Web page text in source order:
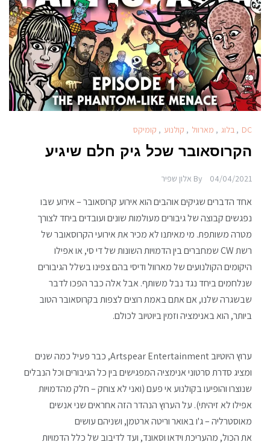
DC
, בלוג , מארוול , קולנוע , קומיקס
הקרוסאובר שכל גיק חלם שיגיע
04/04/2021 אלון שפיר
אחד הדברים שגיקים אוהבים הוא אירוע קרוסאובר – אירוע שבו
נפגשים קבוצה של גיבורים מעולמות שונים ועובדים ביחד לצורך
מטרה משותפת. מי מאיתנו לא מכיר את אירועי הקרוסאובר של
רשת CW שמחברים בין הדמויות השונות של די סי, או אפילו
היקומים הקולנועים של מארוול ודיסי בהם צפינו בשלל הגיבורים
שנלחמים ביחד נגד נבל משותף. אבל אלה כבר הפכו לדבר
שבשגרה שלנו, אם אתם באמת רוצים לצפות בקרוסאובר הטוב
ביותר, הוא באנימציה וזמין ביוטיוב לכולם.
ערוץ היוטיוב Artspear Entertainment, כבר פעיל כמה שנים
ומציג סדרת סרטוני אנימציה המפגישים בין כל הגיבורים וכל הנבלים
שנוצרו והופיעו בקולנוע אי פעם (ואני לא צוחק – חלק מהדמויות
אפילו לא זיהיתי). על הערוץ הנהדר הזה אחראים שני אנשים
מאוסטרליה – ג'ו באואר וריטה ארטמן, ושניהם עושים
את הכול, מהעריכת וידאו וסאונד, ועד לדיבוב של כלל הדמויות